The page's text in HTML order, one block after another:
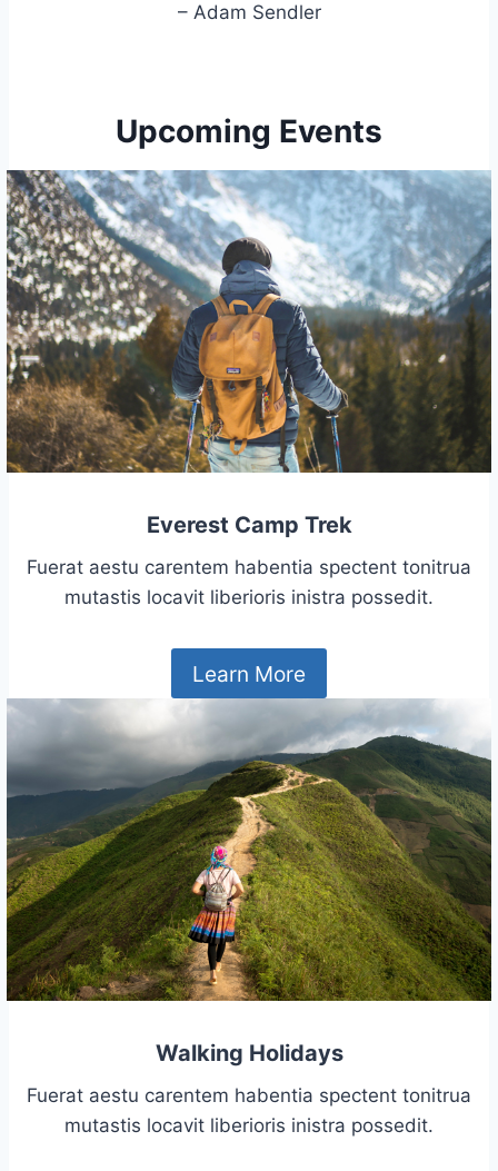
– Adam Sendler
Upcoming Events
Everest Camp Trek
Fuerat aestu carentem habentia spectent tonitrua
mutastis locavit liberioris inistra possedit.
Learn More
Walking Holidays
Fuerat aestu carentem habentia spectent tonitrua
mutastis locavit liberioris inistra possedit.